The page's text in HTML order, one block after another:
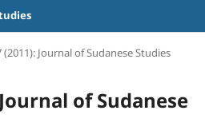
(2011): Journal of Sudanese Studies
of Sudanese